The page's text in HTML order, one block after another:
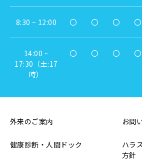
8:30 ~ 12:00 〇 〇 〇 〇
14:00 ~
17:30（土:17
時）
〇 〇 〇 〇
外来のご案内
健康診断・人間ドック
お問
ハラ
方針